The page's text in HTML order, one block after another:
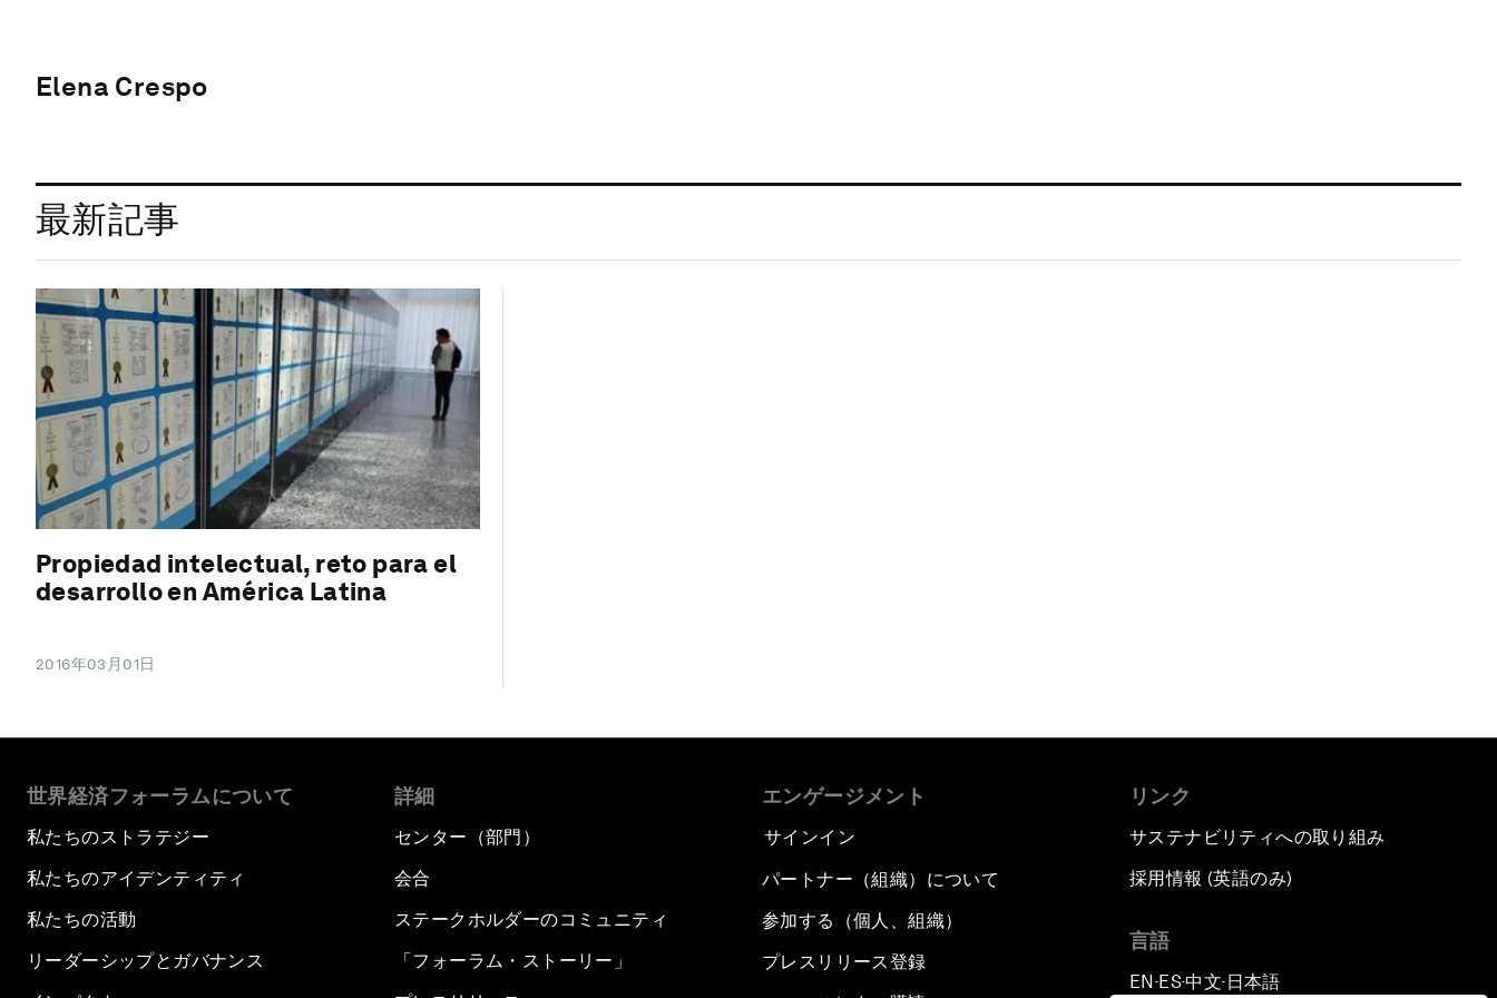
Elena Crespo
最新記事
Propiedad intelectual, reto para el
desarrollo en América Latina
2016年03月01日
世界経済フォーラムについて
私たちのストラテジー
私たちのアイデンティティ
私たちの活動
リーダーシップとガバナンス
詳細
センター（部門）
会合
ステークホルダーのコミュニティ
「フォーラム・ストーリー」
エンゲージメント
サインイン
パートナー（組織）について
参加する（個人、組織）
プレスリリース登録
リンク
サステナビリティへの取り組み
採用情報 (英語のみ)
言語
EN ▪ES▪中文▪ 日本語